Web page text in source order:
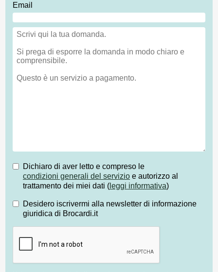
Email
Dichiaro di aver letto e compreso le
condizioni generali del servizio e autorizzo al
trattamento dei miei dati ( leggi informativa)
Desidero iscrivermi alla newsletter di informazione
giuridica di Brocardi.it